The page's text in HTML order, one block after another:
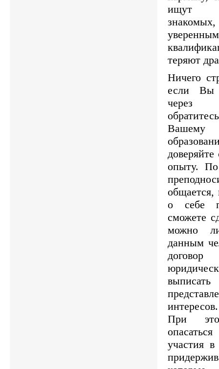
ищут
знакомых,
теряют
Ничего
если Вы
через
Вашему
опыту. По
о себе
сможете
можно
данным
интересов.
При
участия в